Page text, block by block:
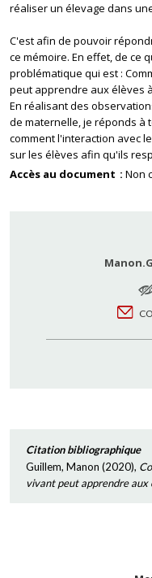
réaliser un élevage dans
C'est afin de pouvoir
ce mémoire. En effet, de ce
problématique qui est :
peut apprendre aux élèves
En réalisant des
de maternelle, je réponds à
comment l'interaction avec
sur les élèves afin qu'ils
Accès au document
Non
Citation bibliographique
Guillem, Manon (2020),
vivant peut apprendre aux